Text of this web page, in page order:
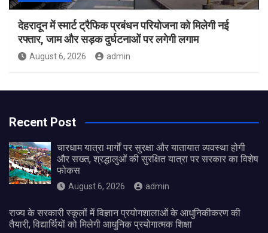
देहरादून में स्मार्ट ट्रैफिक प्रबंधन परियोजना को मिलेगी नई
रफ्तार, जाम और सड़क दुर्घटनाओं पर लगेगी लगाम
August 6, 2026 admin
Recent Post
चारधाम यात्रा मार्गों पर सुरक्षा और यातायात व्यवस्था होगी
और सख्त, श्रद्धालुओं की सुरक्षित यात्रा पर सरकार का विशेष
फोकस
August 6, 2026 admin
राज्य के सरकारी स्कूलों में विज्ञान प्रयोगशालाओं के आधुनिकीकरण की
तैयारी, विद्यार्थियों को मिलेगी आधुनिक प्रयोगात्मक शिक्षा